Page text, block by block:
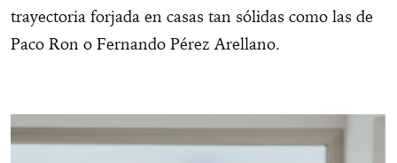
trayectoria forjada en casas tan sólidas como las de
Paco Ron o Fernando Pérez Arellano.